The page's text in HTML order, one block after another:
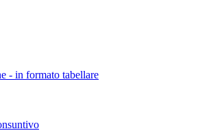
- in formato tabellare